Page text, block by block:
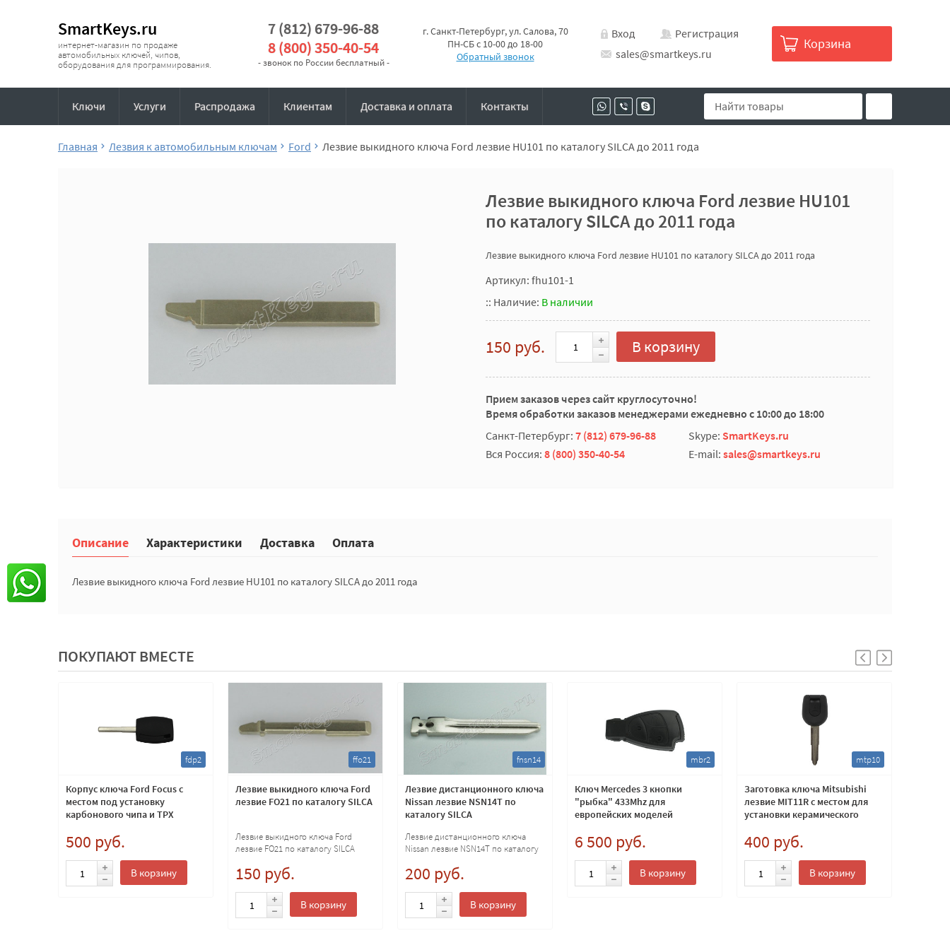
SmartKeys.ru
интернет-магазин по продаже
автомобильных ключей, чипов,
оборудования для программирования.
7 (812) 679-96-88
8 (800) 350-40-54
- звонок по России бесплатный -
г. Санкт-Петербург, ул. Салова, 70
ПН-СБ с 10-00 до 18-00
Обратный звонок
Вход
Регистрация
sales@smartkeys.ru
Корзина
Ключи Услуги Распродажа Клиентам Доставка и оплата Контакты
Главная Лезвия к автомобильным ключам Ford Лезвие выкидного ключа Ford лезвие HU101 по каталогу SILCA до 2011 года
Лезвие выкидного ключа Ford лезвие HU101
по каталогу SILCA до 2011 года
Лезвие выкидного ключа Ford лезвие HU101 по каталогу SILCA до 2011 года
Артикул: fhu101-1
:: Наличие: В наличии
150 руб. В корзину
Прием заказов через сайт круглосуточно!
Время обработки заказов менеджерами ежедневно с 10:00 до 18:00
Санкт-Петербург: 7 (812) 679-96-88 Skype: SmartKeys.ru
Вся Россия: 8 (800) 350-40-54 E-mail: sales@smartkeys.ru
Описание Характеристики Доставка Оплата
Лезвие выкидного ключа Ford лезвие HU101 по каталогу SILCA до 2011 года
ПОКУПАЮТ ВМЕСТЕ
fdp2
Корпус ключа Ford Focus с
местом под установку
карбонового чипа и TPX
500 руб.
В корзину
ffo21
Лезвие выкидного ключа Ford
лезвие FO21 по каталогу SILCA
Лезвие выкидного ключа Ford
лезвие FO21 по каталогу SILCA
150 руб.
В корзину
fnsn14
Лезвие дистанционного ключа
Nissan лезвие NSN14T по
каталогу SILCA
Лезвие дистанционного ключа
Nissan лезвие NSN14T по каталогу
200 руб.
В корзину
mbr2
Ключ Mercedes 3 кнопки
"рыбка" 433Mhz для
европейских моделей
6 500 руб.
В корзину
mtp10
Заготовка ключа Mitsubishi
лезвие MIT11R с местом для
установки керамического
400 руб.
В корзину